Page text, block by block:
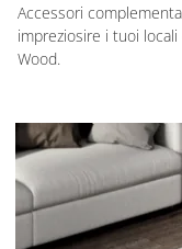
Accessori
impreziosire i tuoi
Wood.